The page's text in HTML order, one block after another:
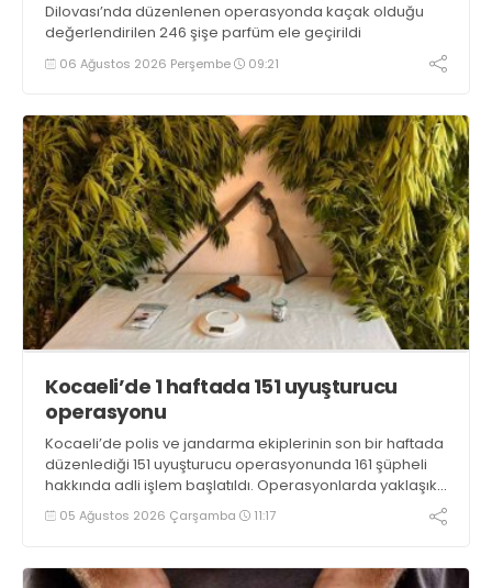
Dilovası’nda düzenlenen operasyonda kaçak olduğu
değerlendirilen 246 şişe parfüm ele geçirildi
06 Ağustos 2026 Perşembe 09:21
Kocaeli’de 1 haftada 151 uyuşturucu
operasyonu
Kocaeli’de polis ve jandarma ekiplerinin son bir haftada
düzenlediği 151 uyuşturucu operasyonunda 161 şüpheli
hakkında adli işlem başlatıldı. Operasyonlarda yaklaşık
2 kilogram uyuşturucu madde ile 121 kök kenevir bitkisi
ele geçirilirken, 9 şüpheli tutuklandı
05 Ağustos 2026 Çarşamba 11:17